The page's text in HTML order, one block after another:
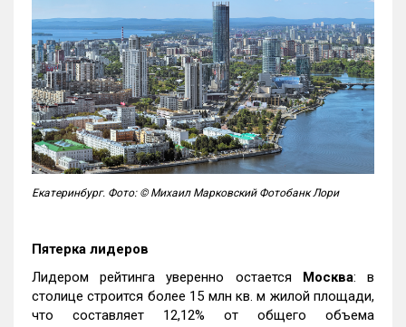
Екатеринбург. Фото: © Михаил Марковский Фотобанк Лори
Пятерка лидеров
Лидером рейтинга уверенно остается Москва: в
столице строится более 15 млн кв. м жилой площади,
что составляет 12,12% от общего объема